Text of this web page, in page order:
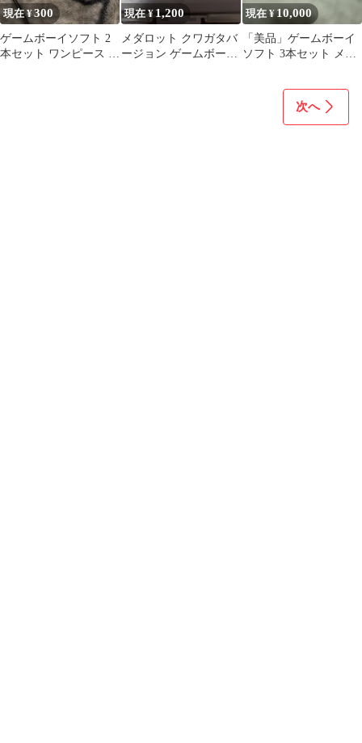
現在 ¥300
ゲームボーイソフト 2
本セット ワンピース メ
現在 ¥ 1,200
メダロット クワガタバ
ージョン ゲームボーイ
現在 ¥10,000
「美品」ゲームボーイ
ソフト 3本セット メダ
次へ